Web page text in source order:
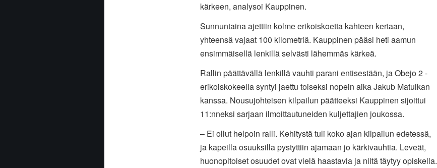
kärkeen, analysoi Kauppinen.
Sunnuntaina ajettiin kolme erikoiskoetta kahteen kertaan,
yhteensä vajaat 100 kilometriä. Kauppinen pääsi heti aamun
ensimmäisellä lenkillä selvästi lähemmäs kärkeä.
Rallin päättävällä lenkillä vauhti parani entisestään, ja Obejo 2 -
erikoiskokeella syntyi jaettu toiseksi nopein aika Jakub Matulkan
kanssa. Nousujohteisen kilpailun päätteeksi Kauppinen sijoittui
11:nneksi sarjaan ilmoittautuneiden kuljettajien joukossa.
– Ei ollut helpoin ralli. Kehitystä tuli koko ajan kilpailun edetessä,
ja kapeilla osuuksilla pystyttiin ajamaan jo kärkivauhtia. Leveät,
huonopitoiset osuudet ovat vielä haastavia ja niitä täytyy opiskella.